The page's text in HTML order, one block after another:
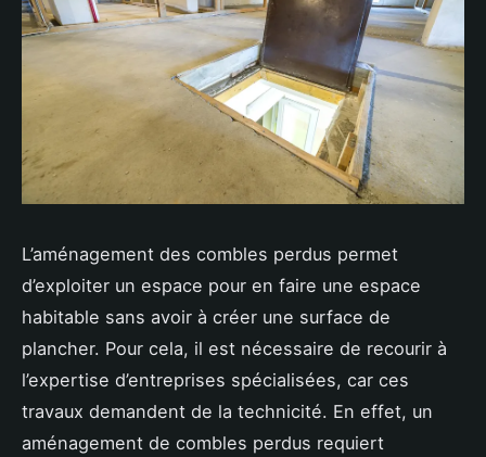
L’aménagement des combles perdus permet
d’exploiter un espace pour en faire une espace
habitable sans avoir à créer une surface de
plancher. Pour cela, il est nécessaire de recourir à
l’expertise d’entreprises spécialisées, car ces
travaux demandent de la technicité. En effet, un
aménagement de combles perdus requiert